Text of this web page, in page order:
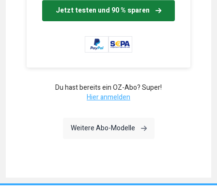
Jetzt testen und 90 % sparen
Du hast bereits ein OZ-Abo? Super!
Hier anmelden
Weitere Abo-Modelle